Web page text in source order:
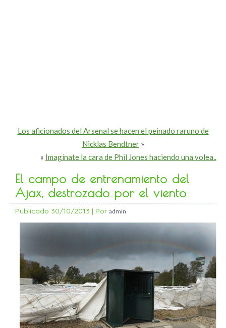
Los aficionados del Arsenal se hacen el peinado raruno de
Nicklas Bendtner»
« Imagínate la cara de Phil Jones haciendo una volea..
El campo de entrenamiento del
Ajax, destrozado por el viento
Publicado 30/10/2013 | Por admin